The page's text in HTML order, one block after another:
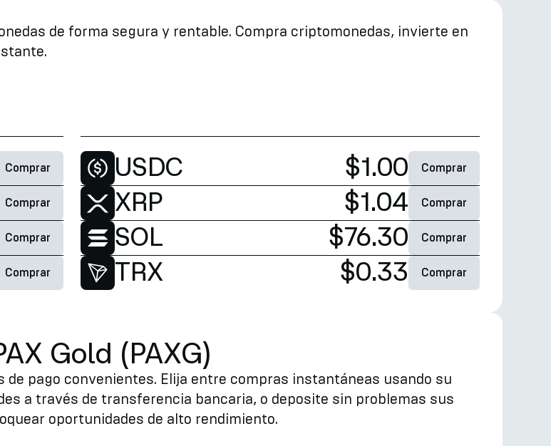
de forma segura y rentable. Compra criptomonedas, invierte en
Comprar
Comprar
Comprar
Comprar
USDC $1.00 Comprar
XRP $1.04 Comprar
SOL $76.30 Comprar
TRX $0.33 Comprar
Gold (PAXG)
pago convenientes. Elija entre compras instantáneas usando su
a través de transferencia bancaria, o deposite sin problemas sus
oportunidades de alto rendimiento.